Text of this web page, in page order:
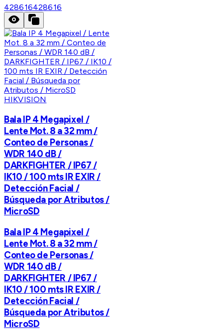
428616428616
HIKVISION
Bala IP 4 Megapixel /
Lente Mot. 8 a 32 mm /
Conteo de Personas /
WDR 140 dB /
DARKFIGHTER / IP67 /
IK10 / 100 mts IR EXIR /
Detección Facial /
Búsqueda por Atributos /
MicroSD
Bala IP 4 Megapixel /
Lente Mot. 8 a 32 mm /
Conteo de Personas /
WDR 140 dB /
DARKFIGHTER / IP67 /
IK10 / 100 mts IR EXIR /
Detección Facial /
Búsqueda por Atributos /
MicroSD